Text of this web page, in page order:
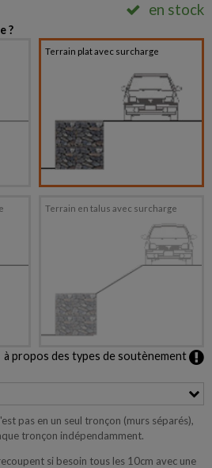
en stock
?
Terrain plat avec surcharge
Terrain en talus avec surcharge
à propos des types de soutènement
pas en un seul tronçon (murs séparés),
tronçon indépendamment.
si besoin tous les 10cm avec une